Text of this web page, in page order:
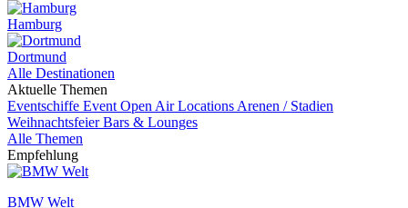
Hamburg
Dortmund
Alle Destinationen
Aktuelle Themen
Eventschiffe Event Open Air Locations Arenen / Stadien
WeihnachtsfeierBars & Lounges
Alle Themen
Empfehlung
BMW Welt